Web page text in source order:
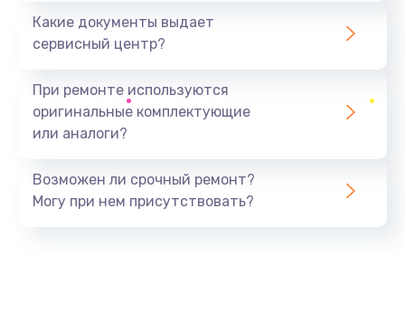
Какие документы выдает
сервисный центр?
При ремонте используются
оригинальные комплектующие
или аналоги?
Возможен ли срочный ремонт?
Могу при нем присутствовать?